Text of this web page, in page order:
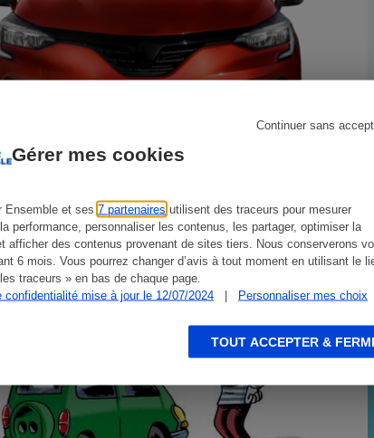
Gérer mes cookies
Ensemble et ses 7 partenaires utilisent des traceurs pour mesurer
performance, personnaliser les contenus, les partager, optimiser la
afficher des contenus provenant de sites tiers. Nous conserverons
6 mois. Vous pourrez changer d’avis à tout moment en utilisant le
traceurs » en bas de chaque page.
confidentialité mise à jour le 12/07/2024
| Personnaliser mes choix
Continuer sans
TOUT ACCEPTER &
Réfrigérateur